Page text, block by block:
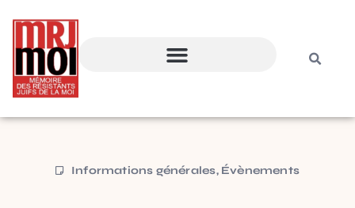
Informations générales, Évènements